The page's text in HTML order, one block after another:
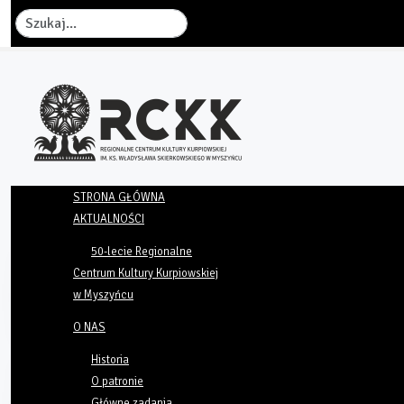
Szukaj
STRONA GŁÓWNA
AKTUALNOŚCI
50-lecie Regionalne
Centrum Kultury Kurpiowskiej
w Myszyńcu
O NAS
Historia
O patronie